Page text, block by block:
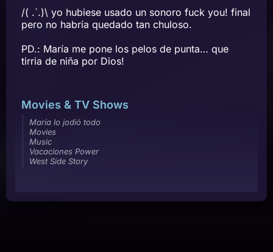
/( .`.)\ yo hubiese usado un sonoro fuck you! final
pero no habría quedado tan chuloso.
PD.: María me pone los pelos de punta… que
tirria de niña por Dios!
Movies & TV Shows
María lo jodió todo
Movies
Music
Vacaciones Power
West Side Story